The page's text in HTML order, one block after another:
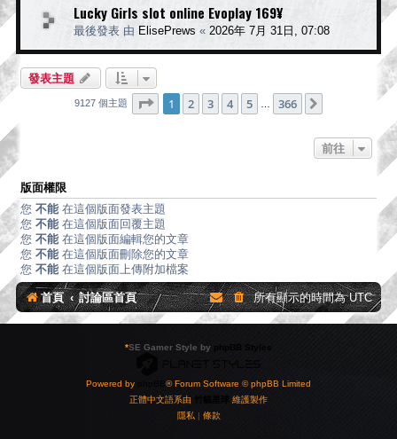
Lucky Girls slot online Evoplay 169¥
最後發表 由 ElisePrews « 2026年 7月 31日, 07:08
發表主題
9127 個主題 1 頁 (共366頁)
1 2 3 4 5 366
前往
版面權限
您 不能 在這個版面發表主題
您 不能 在這個版面回覆主題
您 不能 在這個版面編輯您的文章
您 不能 在這個版面刪除您的文章
您 不能 在這個版面上傳附加檔案
首頁 討論區首頁 所有顯示的時間為UTC
*SE Gamer Style by phpBB Styles
Powered by
® Forum Software © phpBB Limited
正體中文語系由
維護製作
隱私| 條款